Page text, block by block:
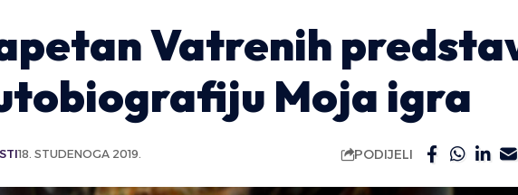
Vatrenih
Moja igra
18. STUDENOGA 2019. PODIJELI